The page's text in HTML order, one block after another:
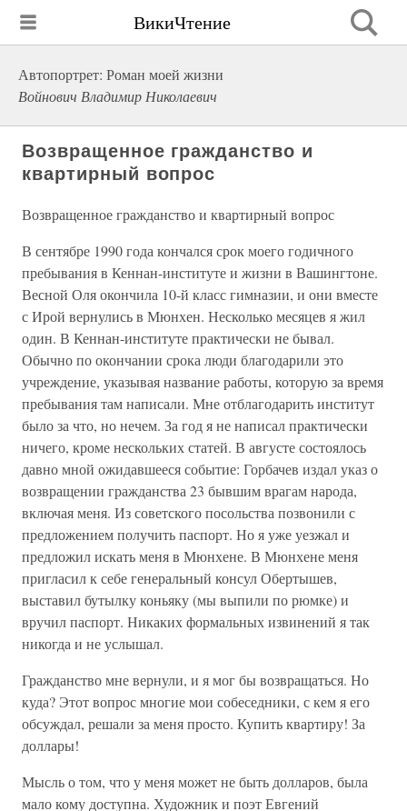
ВикиЧтение
Автопортрет: Роман моей жизни
Войнович Владимир Николаевич
Возвращенное гражданство и
квартирный вопрос
Возвращенное гражданство и квартирный вопрос
В сентябре 1990 года кончался срок моего годичного
пребывания в Кеннан-институте и жизни в Вашингтоне.
Весной Оля окончила 10-й класс гимназии, и они вместе
с Ирой вернулись в Мюнхен. Несколько месяцев я жил
один. В Кеннан-институте практически не бывал.
Обычно по окончании срока люди благодарили это
учреждение, указывая название работы, которую за время
пребывания там написали. Мне отблагодарить институт
было за что, но нечем. За год я не написал практически
ничего, кроме нескольких статей. В августе состоялось
давно мной ожидавшееся событие: Горбачев издал указ о
возвращении гражданства 23 бывшим врагам народа,
включая меня. Из советского посольства позвонили с
предложением получить паспорт. Но я уже уезжал и
предложил искать меня в Мюнхене. В Мюнхене меня
пригласил к себе генеральный консул Обертышев,
выставил бутылку коньяку (мы выпили по рюмке) и
вручил паспорт. Никаких формальных извинений я так
никогда и не услышал.
Гражданство мне вернули, и я мог бы возвращаться. Но
куда? Этот вопрос многие мои собеседники, с кем я его
обсуждал, решали за меня просто. Купить квартиру! За
доллары!
Мысль о том, что у меня может не быть долларов, была
мало кому доступна. Художник и поэт Евгений